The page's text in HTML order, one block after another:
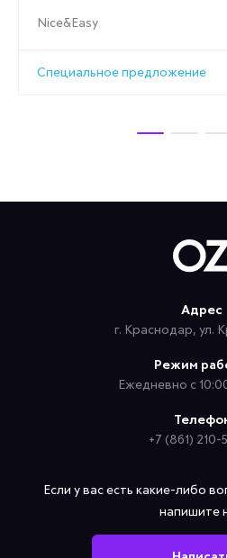
Nice&Easy
Специальное предложение
Адрес
г. Краснодар, ул.
Режим
Ежедневно с
+7 (861) 210-
Если у вас есть какие-либо
напишите